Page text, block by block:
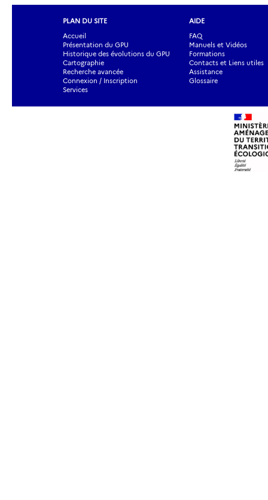
PLAN DU SITE
Accueil
Présentation du GPU
Historique des évolutions du GPU
Cartographie
Recherche avancée
Connexion / Inscription
Services
AIDE
FAQ
Manuels et Vidéos
Formations
Contacts et Liens utiles
Assistance
Glossaire